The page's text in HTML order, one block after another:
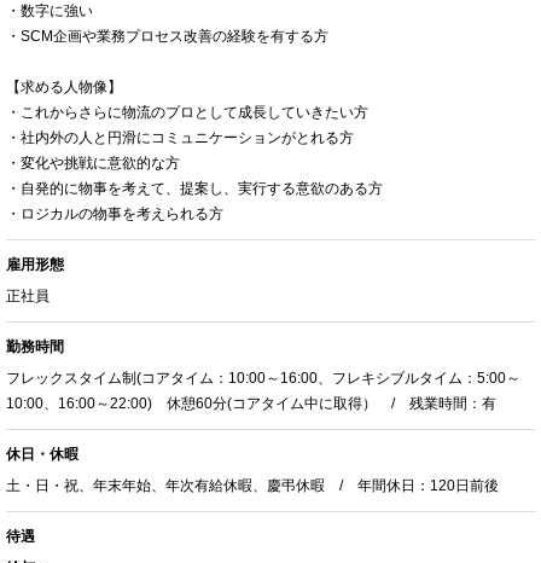
・数字に強い
・SCM企画や業務プロセス改善の経験を有する方
【求める人物像】
・これからさらに物流のプロとして成長していきたい方
・社内外の人と円滑にコミュニケーションがとれる方
・変化や挑戦に意欲的な方
・自発的に物事を考えて、提案し、実行する意欲のある方
・ロジカルの物事を考えられる方
雇用形態
正社員
勤務時間
フレックスタイム制(コアタイム：10:00～16:00、フレキシブルタイム：5:00～
10:00、16:00～22:00) 休憩60分(コアタイム中に取得） / 残業時間：有
休日・休暇
土・日・祝、年末年始、年次有給休暇、慶弔休暇 / 年間休日：120日前後
待遇